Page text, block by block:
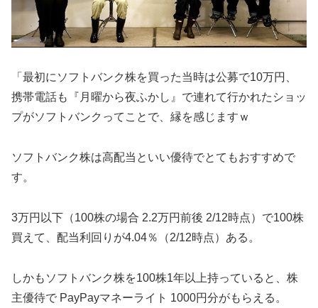
「最初にソフトバンク株を買った当時は公募で10万円、
携帯電話も『月曜から夜ふかし』で連れて行かれたショッ
プがソフトバンクってことで、縁を感じますｗ
ソフトバンク株は高配当といい優待でとてもおすすめで
す。
3万円以下（100株の場合 2.2万円前後 2/12時点）で100株
買えて、配当利回りが4.04％（2/12時点）ある。
しかもソフトバンク株を100株1年以上持っていると、株
主優待で PayPayマネーライト 1000円分がもらえる。